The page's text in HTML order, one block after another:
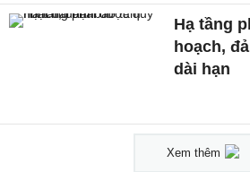
Hạ tầng
hoạch,
dài hạn
Xem thêm